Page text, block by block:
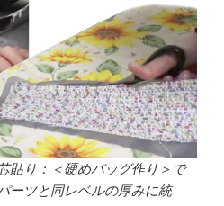
貼り：＜硬めバッグ作り＞で
ーツと同レベルの厚みに統